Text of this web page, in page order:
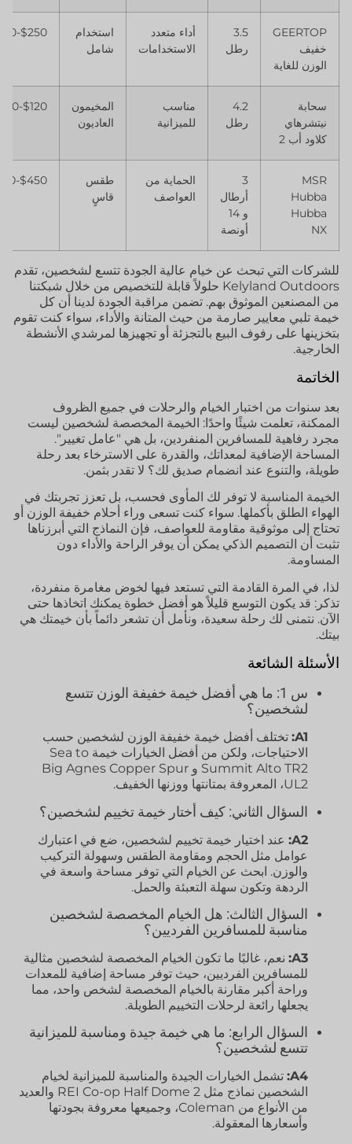
GEERTOP
خفيف
الوزن للغاية
3.5
رطل
أداء متعدد
الاستخدامات
استخدام
شامل
$250-$350
سحابة
نيتشرهاي
كلاود أب 2
4.2
رطل
مناسب
للميزانية
المخيمون
العاديون
$120-$180
MSR
Hubba
Hubba
NX
3
أرطال
و 14
أونصة
الحماية من
العواصف
طقس
قاسٍ
$450-$550
للشركات التي تبحث عن خيام عالية الجودة تتسع لشخصين، تقدم
Kelyland Outdoors حلولاً قابلة للتخصيص من خلال شبكتنا
من المصنعين الموثوق بهم. تضمن مراقبة الجودة لدينا أن كل
خيمة تلبي معايير صارمة من حيث المتانة والأداء، سواء كنت تقوم
بتخزينها على رفوف البيع بالتجزئة أو تجهيزها لمرشدي الأنشطة
الخارجية.
الخاتمة
بعد سنوات من اختبار الخيام والرحلات في جميع الظروف
الممكنة، تعلمت شيئًا واحدًا: الخيمة المخصصة لشخصين ليست
مجرد رفاهية للمسافرين المنفردين، بل هي "عامل تغيير".
المساحة الإضافية لمعداتك، والقدرة على الاسترخاء بعد رحلة
طويلة، والتنوع عند انضمام صديق لك؟ لا تقدر بثمن.
الخيمة المناسبة لا توفر لك المأوى فحسب، بل تعزز تجربتك في
الهواء الطلق بأكملها. سواء كنت تسعى وراء أحلام خفيفة الوزن أو
تحتاج إلى موثوقية مقاومة للعواصف، فإن النماذج التي أبرزناها
تثبت أن التصميم الذكي يمكن أن يوفر الراحة والأداء دون
المساومة.
لذا، في المرة القادمة التي تستعد فيها لخوض مغامرة منفردة،
تذكر: قد يكون التوسع قليلاً هو أفضل خطوة يمكنك اتخاذها حتى
الآن. نتمنى لك رحلة سعيدة، ونأمل أن تشعر دائماً بأن خيمتك هي
بيتك.
الأسئلة الشائعة
س 1: ما هي أفضل خيمة خفيفة الوزن تتسع
لشخصين؟
A1: تختلف أفضل خيمة خفيفة الوزن لشخصين حسب
الاحتياجات، ولكن من أفضل الخيارات خيمة Sea to
Summit Alto TR2 و Big Agnes Copper Spur
UL2، المعروفة بمتانتها ووزنها الخفيف.
السؤال الثاني: كيف أختار خيمة تخييم لشخصين؟
A2: عند اختيار خيمة تخييم لشخصين، ضع في اعتبارك
عوامل مثل الحجم ومقاومة الطقس وسهولة التركيب
والوزن. ابحث عن الخيام التي توفر مساحة واسعة في
الردهة وتكون سهلة التعبئة والحمل.
السؤال الثالث: هل الخيام المخصصة لشخصين
مناسبة للمسافرين الفرديين؟
A3: نعم، غالبًا ما تكون الخيام المخصصة لشخصين مثالية
للمسافرين الفرديين، حيث توفر مساحة إضافية للمعدات
وراحة أكبر مقارنة بالخيام المخصصة لشخص واحد، مما
يجعلها رائعة لرحلات التخييم الطويلة.
السؤال الرابع: ما هي خيمة جيدة ومناسبة للميزانية
تتسع لشخصين؟
A4: تشمل الخيارات الجيدة والمناسبة للميزانية لخيام
الشخصين نماذج مثل REI Co-op Half Dome 2 والعديد
من الأنواع من Coleman، وجميعها معروفة بجودتها
وأسعارها المعقولة.